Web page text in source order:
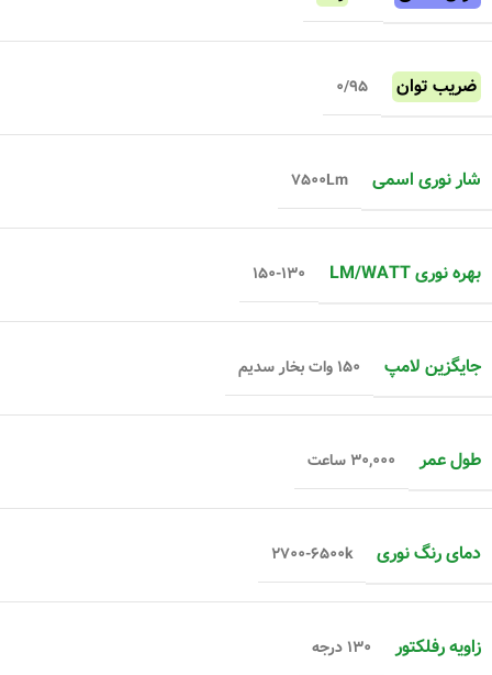
ضریب توان ۰/۹۵
شار نوری اسمی ۷۵۰۰Lm
بهره نوری LM/WATT ۱۵۰-۱۳۰
جایگزین لامپ ۱۵۰ وات بخار سدیم
طول عمر ۳۰,۰۰۰ ساعت
دمای رنگ نوری ۲۷۰۰-۶۵۰۰k
زاویه رفلکتور ۱۳۰ درجه